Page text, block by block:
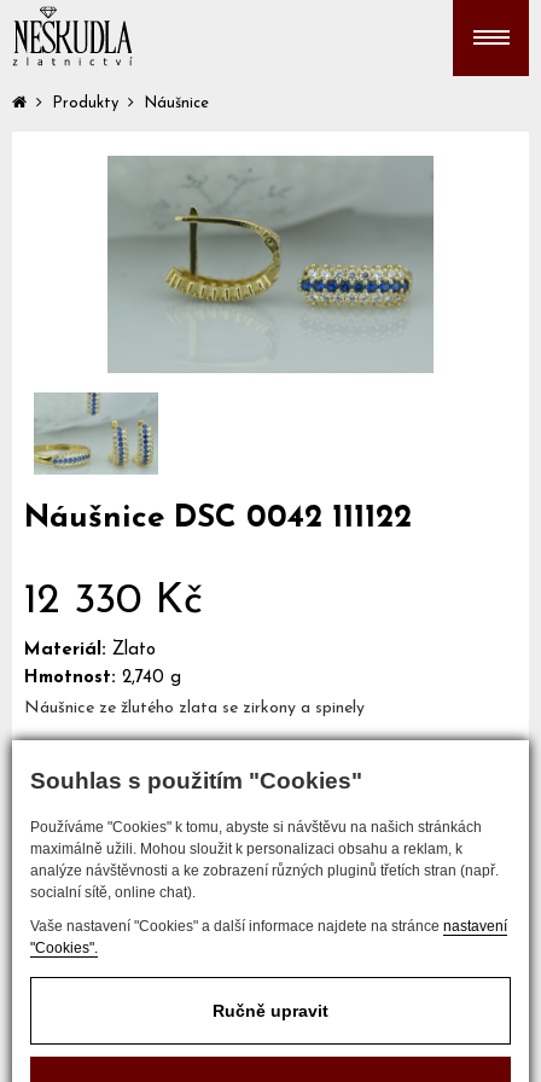
Souhlas s použitím "Cookies"
Používáme "Cookies" k tomu, abyste si návštěvu na našich stránkách
maximálně užili. Mohou sloužit k personalizaci obsahu a reklam, k
analýze návštěvnosti a ke zobrazení různých pluginů třetích stran (např.
socialní sítě, online chat).
Vaše nastavení "Cookies" a další informace najdete na stránce nastavení
"Cookies".
Ručně upravit
Produkty Náušnice
Náušnice DSC 0042 111122
12 330 Kč
Materiál: Zlato
Hmotnost: 2,740 g
Náušnice ze žlutého zlata se zirkony a spinely
COPYRIGHT © 2017 ZLATNICTVÍ NEŠKUDLA